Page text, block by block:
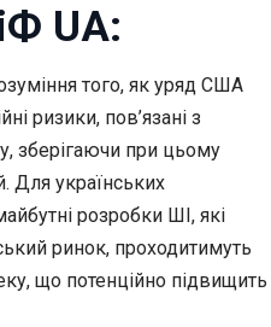
UA:
того, як уряд США
ризики, пов’язані з
зберігаючи при цьому
Для українських
розробки ШІ, які
ринок, проходитимуть
що потенційно підвищить